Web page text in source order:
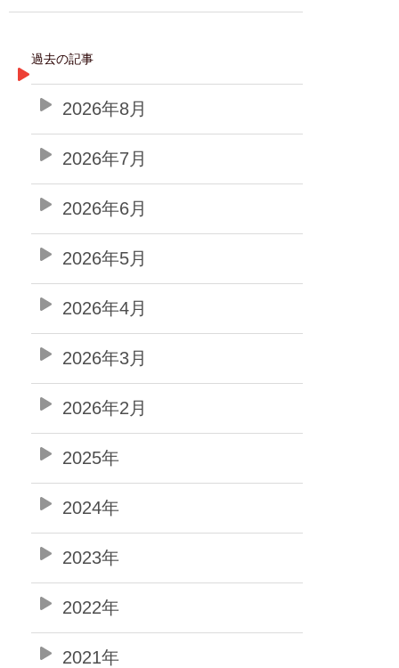
過去の記事
2026年8月
2026年7月
2026年6月
2026年5月
2026年4月
2026年3月
2026年2月
2025年
2024年
2023年
2022年
2021年